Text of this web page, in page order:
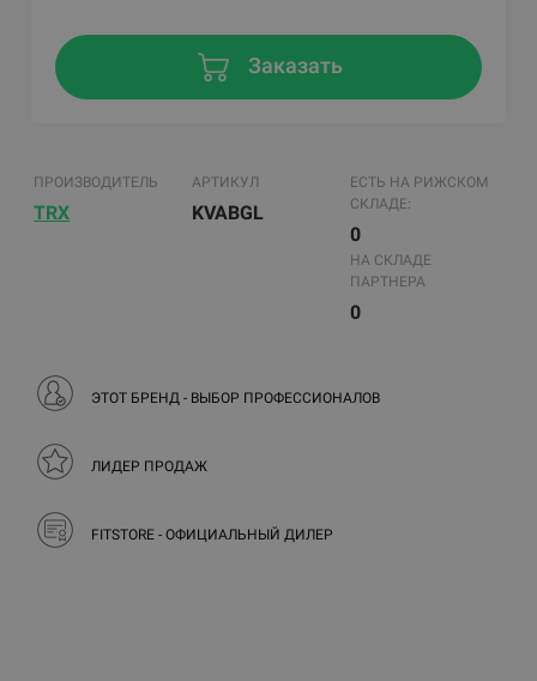
Заказать
ПРОИЗВОДИТЕЛЬ
TRX
АРТИКУЛ
KVABGL
ЕСТЬ НА РИЖСКОМ
СКЛАДЕ:
0
НА СКЛАДЕ
ПАРТНЕРА
0
ЭТОТ БРЕНД - ВЫБОР ПРОФЕССИОНАЛОВ
ЛИДЕР ПРОДАЖ
FITSTORE - ОФИЦИАЛЬНЫЙ ДИЛЕР